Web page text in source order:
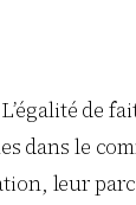
de
dans le
leur